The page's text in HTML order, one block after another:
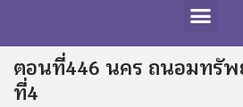
ตอนที่446 นคร ถนอมทรัพ
ที่4